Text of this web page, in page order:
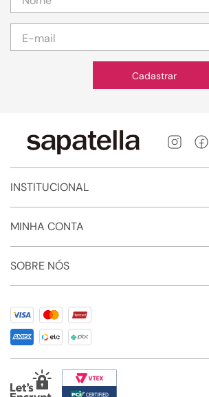
Cadastrar
INSTITUCIONAL
MINHA CONTA
SOBRE NÓS